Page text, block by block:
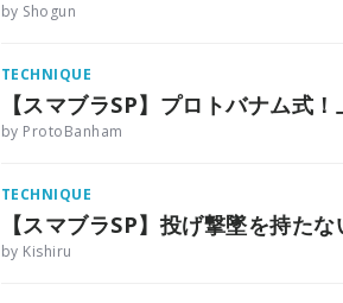
by Shogun
TECHNIQUE
【スマブラSP】プロトバナム式
by ProtoBanham
TECHNIQUE
【スマブラSP】投げ撃墜を持た
by Kishiru